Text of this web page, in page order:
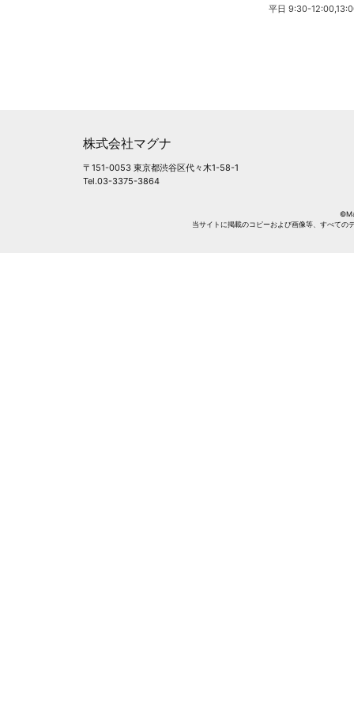
平日 9:30-
株式会社マグナ
〒151-0053 東京都渋谷区代々木1-58-1
Tel.03-3375-3864
当サイトに掲載のコピーおよび画像等、すべての